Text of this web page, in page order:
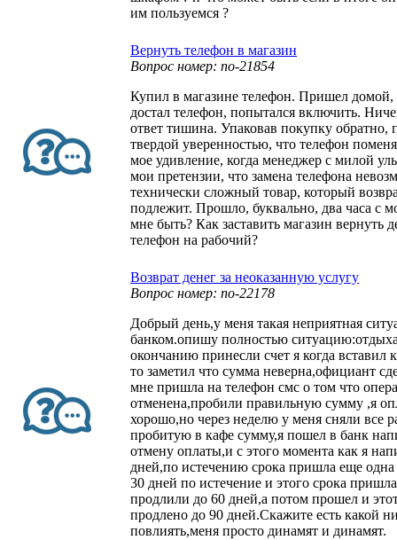
им пользуемся ?
Вернуть телефон в магазин
Вопрос номер: no-21854
Купил в магазине телефон. Пришел домой,
достал телефон, попытался включить.
ответ тишина. Упаковав покупку обратно,
твердой уверенностью, что телефон
мое удивление, когда менеджер с милой
мои претензии, что замена телефона
технически сложный товар, который
подлежит. Прошло, буквально, два часа с
мне быть? Как заставить магазин вернуть
телефон на рабочий?
Возврат денег за неоказанную услугу
Вопрос номер: no-22178
Добрый день,у меня такая неприятная
банком.опишу полностью
окончанию принесли счет я когда вставил
то заметил что сумма неверна,официант
мне пришла на телефон смс о том что
отменена,пробили правильную сумму ,я
хорошо,но через неделю у меня сняли все
пробитую в кафе сумму,я пошел в банк
отмену оплаты,и с этого момента как я
дней,по истечению срока пришла еще одна
30 дней по истечение и этого срока
продлили до 60 дней,а потом прошел и
продлено до 90 дней.Скажите есть какой
повлиять,меня просто динамят и динамят.